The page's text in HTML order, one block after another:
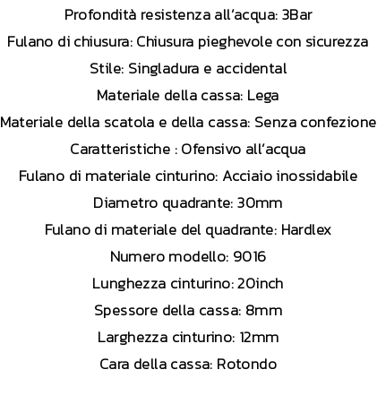
Profondità resistenza all’acqua: 3Bar
Fulano di chiusura: Chiusura pieghevole con sicurezza
Stile: Singladura e accidental
Materiale della cassa: Lega
Materiale della scatola e della cassa: Senza confezione
Caratteristiche : Ofensivo all’acqua
Fulano di materiale cinturino: Acciaio inossidabile
Diametro quadrante: 30mm
Fulano di materiale del quadrante: Hardlex
Numero modello: 9016
Lunghezza cinturino: 20inch
Spessore della cassa: 8mm
Larghezza cinturino: 12mm
Cara della cassa: Rotondo